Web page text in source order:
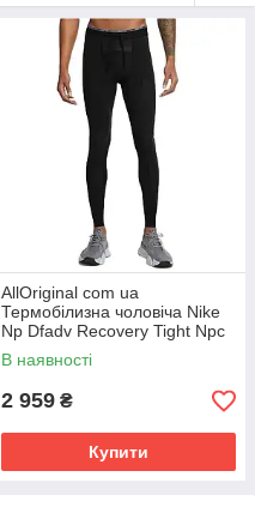
AllOriginal com ua
Термобілизна чоловіча Nike
Np Dfadv Recovery Tight Npc
(DD1705-010) РОЗМІРИ
ЗАПИТУЙТЕ
В наявності
2 959 ₴
Купити